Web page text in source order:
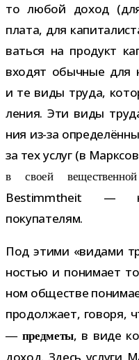
то любой доход
плата, для
ваться на про­дукт
вхо­дят обыч­ные для
и те виды труда,
ле­ния. Эти виды
ния из-​за
за тех услуг (в
в своей веще­ствен­ной
Bestimmtheit —
покупателям.
Под этими «видами
но­стью и пони­мает
ном обще­стве
про­дол­жает, говоря,
— пред­меты, в виде